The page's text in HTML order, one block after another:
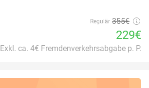
Regulär 355€
229€
Exkl. ca. 4€ Fremdenverkehrsabgabe p. P.